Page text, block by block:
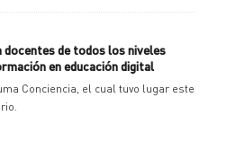
docentes de todos los niveles
en educación digital
Conciencia, el cual tuvo lugar este